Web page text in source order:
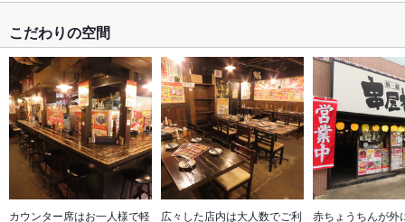
こだわりの空間
カウンター席はお一人様で軽 広々した店内は大人数でご利 赤ちょうちんが外